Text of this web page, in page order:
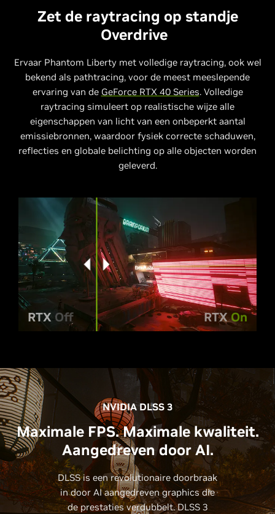
1440p - Gemiddelde FPS
DLSS-kwaliteitsmodus
Pre-release build
Cyberpunk 2077: Phantom Liberty, hoogste instellingen & RT
Overdrive-modus
DLSS-superresolutie en Ray Reconstruction op de RTX 20-serie,
30-serie en 40-serie. Framegeneratie op RTX 40-serie.
i9-12900k, 32 GB RAM, Win 11x64. RTX 4060 Ti 8 GB-model, RTX
3080 12 GB-model, RTX 3060 12 GB-model. De uiteindelijke
prestaties kunnen variëren.
DLSS-kwaliteitsmodus
Pre-release build
Cyberpunk 2077: Phantom Liberty, hoogste instellingen & RT
Overdrive-modus
DLSS-superresolutie en Ray Reconstruction op de RTX 20-serie,
30-serie en 40-serie. Framegeneratie op RTX 40-serie.
i9-12900k, 32 GB RAM, Win 11x64. RTX 4060 Ti 8 GB-model, RTX
prestaties kunnen variëren.
Zet de raytracing op standje
Overdrive
Ervaar Phantom Liberty met volledige raytracing, ook wel
bekend als pathtracing, voor de meest meeslepende
ervaring van de GeForce RTX 40 Series. Volledige
raytracing simuleert op realistische wijze alle
eigenschappen van licht van een onbeperkt aantal
emissiebronnen, waardoor fysiek correcte schaduwen,
reflecties en globale belichting op alle objecten worden
geleverd.
RTXOn
RTX Off
NVIDIA DLSS 3
Maximale FPS. Maximale kwaliteit.
Aangedreven door AI.
DLSS is een revolutionaire doorbraak
in door AI aangedreven graphics die
de prestaties verdubbelt. DLSS 3